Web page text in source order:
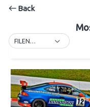
Back